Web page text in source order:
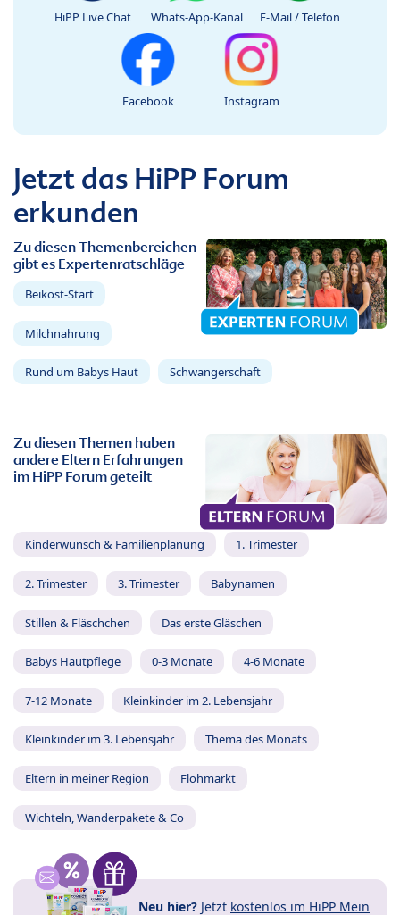
HiPP Live Chat Whats-App-Kanal E-Mail / Telefon
Facebook Instagram
Jetzt das HiPP Forum
erkunden
Zu diesen Themenbereichen
gibt es Expertenratschläge
Beikost-Start
Milchnahrung
Rund um Babys Haut Schwangerschaft
Zu diesen Themen haben
andere Eltern Erfahrungen
im HiPP Forum geteilt
Kinderwunsch & Familienplanung 1. Trimester
2. Trimester 3. Trimester Babynamen
Stillen & Fläschchen Das erste Gläschen
Babys Hautpflege 0-3 Monate 4-6 Monate
7-12 Monate Kleinkinder im 2. Lebensjahr
Kleinkinder im 3. Lebensjahr Thema des Monats
Eltern in meiner Region Flohmarkt
Wichteln, Wanderpakete & Co
Neu hier? Jetzt kostenlos im HiPP Mein